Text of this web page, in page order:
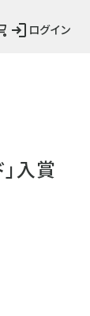
ログイン
入賞